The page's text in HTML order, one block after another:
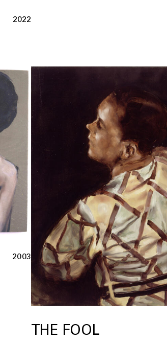
2022
2003
THE FOOL